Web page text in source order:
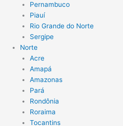
Pernambuco
Piauí
Rio Grande do Norte
Sergipe
Norte
Acre
Amapá
Amazonas
Pará
Rondônia
Roraima
Tocantins